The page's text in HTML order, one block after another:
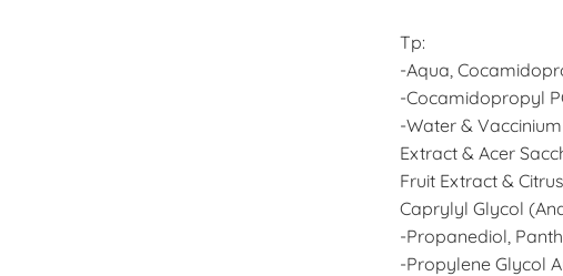
Tp:
-Aqua,
-Cocamidopropyl
-Water &
Extract & Acer
Fruit Extract &
Caprylyl Glycol
-Propanediol,
-Propylene Glycol